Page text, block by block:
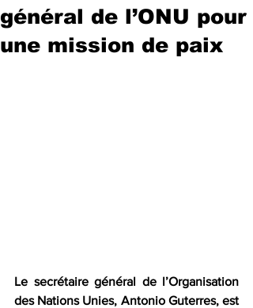
général de l’ONU pour
une mission de paix
Le secrétaire général de l’Organisation
des Nations Unies, Antonio Guterres, est